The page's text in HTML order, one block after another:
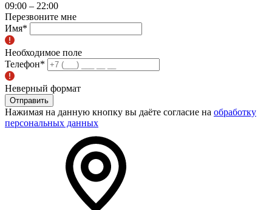
09:00 – 22:00
Перезвоните мне
Имя*
Необходимое поле
Телефон*
Неверный формат
Отправить
Нажимая на данную кнопку вы даёте согласие на обработку
персональных данных